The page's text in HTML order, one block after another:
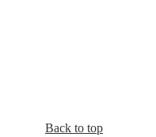
Back to top